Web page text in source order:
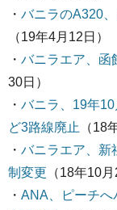
・ バニラのA320
（19年4月12日）
・ バニラエア、
30日）
・ バニラ、19年
ど3路線廃止
（18
・ バニラエア、
制変更 （18年10月
・ ANA、ピーチ